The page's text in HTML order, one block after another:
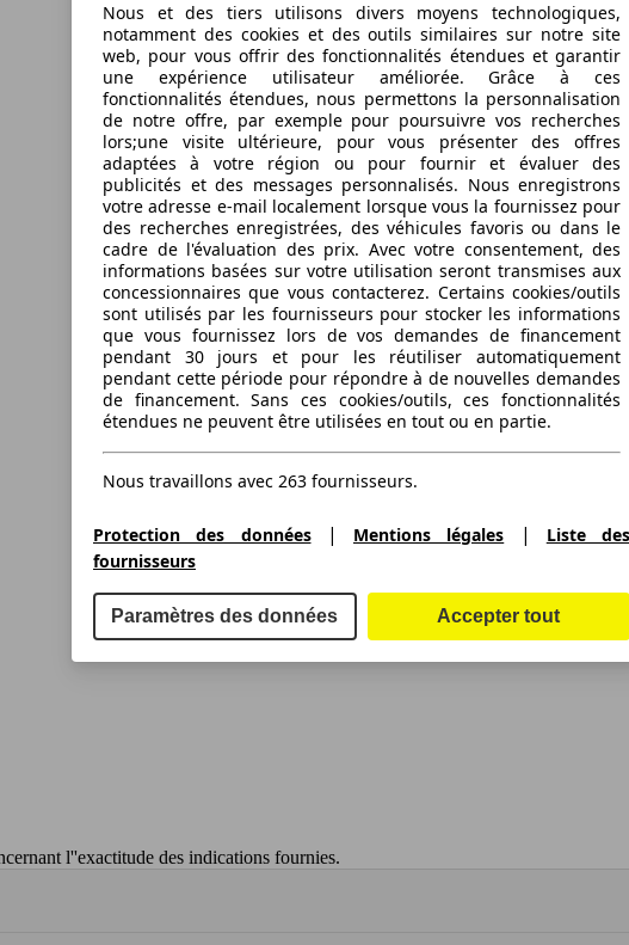
l''exactitude des indications fournies.
Nous et des tiers utilisons divers moyens technologiques,
notamment des cookies et des outils similaires sur notre site
web, pour vous offrir des fonctionnalités étendues et garantir
une expérience utilisateur améliorée. Grâce à ces
fonctionnalités étendues, nous permettons la personnalisation
de notre offre, par exemple pour poursuivre vos recherches
lors;une visite ultérieure, pour vous présenter des offres
adaptées à votre région ou pour fournir et évaluer des
publicités et des messages personnalisés. Nous enregistrons
votre adresse e-mail localement lorsque vous la fournissez pour
des recherches enregistrées, des véhicules favoris ou dans le
cadre de l'évaluation des prix. Avec votre consentement, des
informations basées sur votre utilisation seront transmises aux
concessionnaires que vous contacterez. Certains cookies/outils
sont utilisés par les fournisseurs pour stocker les informations
que vous fournissez lors de vos demandes de financement
pendant 30 jours et pour les réutiliser automatiquement
pendant cette période pour répondre à de nouvelles demandes
de financement. Sans ces cookies/outils, ces fonctionnalités
étendues ne peuvent être utilisées en tout ou en partie.
Nous travaillons avec 263 fournisseurs.
Protection des données| Mentions légales |
Liste des
fournisseurs
Paramètres des données Accepter tout